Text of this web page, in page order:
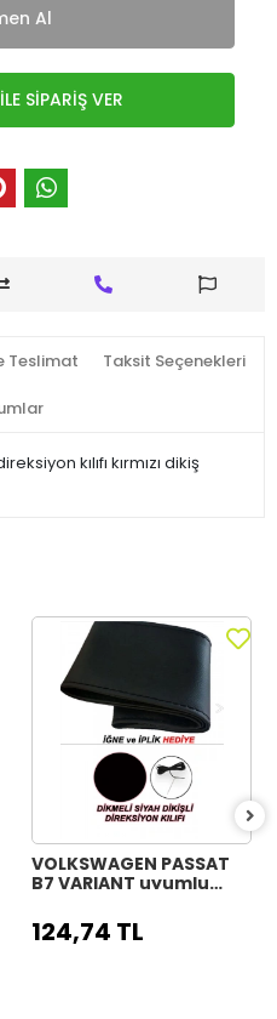
Al
SİPARİŞ VER
Teslimat Taksit Seçenekleri
kılıfı kırmızı dikiş
VOLKSWAGEN PASSAT
B7 VARIANT uyumlu
direksiyon kılıfı siyah
dikiş
124,74 TL